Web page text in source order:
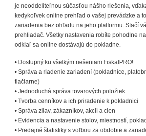
je neoddeliteľnou súčasťou nášho riešenia,
kedykoľvek online prehľad o vašej prevádzke a
zariadenia bez ohľadu na jeho platformu. Stačí
prehliadač. Všetky nastavenia robíte pohodlne
odkiaľ sa online dostávajú do pokladne.
• Dostupný ku všetkým riešeniam FiskalPRO!
• Správa a riadenie zariadení (pokladnice,
tlačiarne)
• Jednoduchá správa tovarových položiek
• Tvorba cenníkov a ich priradenie k pokladnici
• Správa zliav, zákazníkov, akcií a cien
• Evidencia a nastavenie stolov, miestností,
• Predajné štatistiky s voľbou za obdobie a